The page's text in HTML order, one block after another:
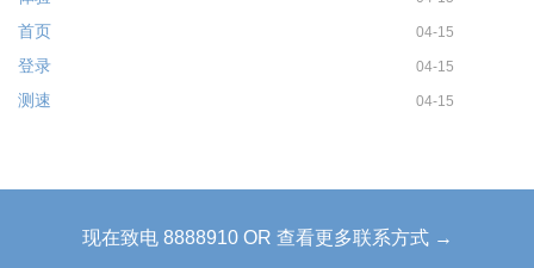
首页 04-15
登录 04-15
测速 04-15
现在致电 8888910 OR 查看更多联系方式 →